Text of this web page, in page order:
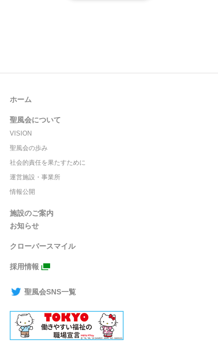
ホーム
聖風会について
VISION
聖風会の歩み
社会的責任を果たすために
運営施設・事業所
情報公開
施設のご案内
お知らせ
クローバースマイル
採用情報
聖風会SNS一覧